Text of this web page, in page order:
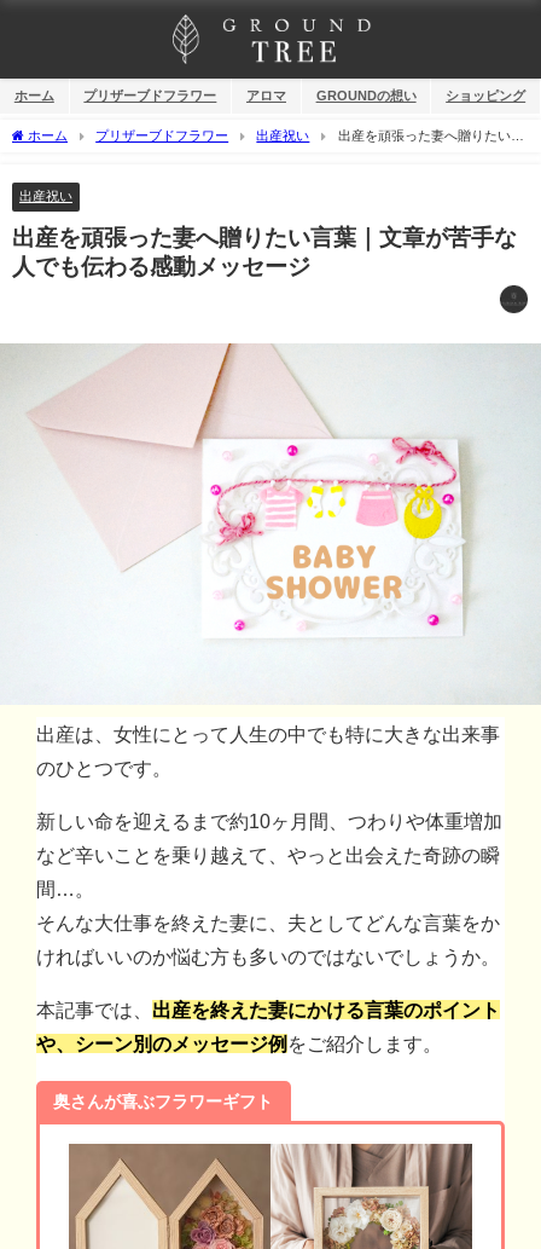
ホーム プリザーブドフラワー アロマ GROUNDの想い ショッピング
ホーム プリザーブドフラワー 出産祝い
出産を頑張った妻へ贈りたい言
出産祝い
出産を頑張った妻へ贈りたい言葉｜文章が苦手な
人でも伝わる感動メッセージ
出産は、女性にとって人生の中でも特に大きな出来事
のひとつです。
新しい命を迎えるまで約10ヶ月間、つわりや体重増加
など辛いことを乗り越えて、やっと出会えた奇跡の瞬
間…。
そんな大仕事を終えた妻に、夫としてどんな言葉をか
ければいいのか悩む方も多いのではないでしょうか。
本記事では、 出産を終えた妻にかける言葉のポイント
や、シーン別のメッセージ例 をご紹介します。
奥さんが喜ぶフラワーギフト